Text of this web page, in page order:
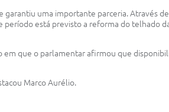
garantiu uma importante parceria. Através
está previsto a reforma do telhado
que o parlamentar afirmou que
Marco Aurélio.